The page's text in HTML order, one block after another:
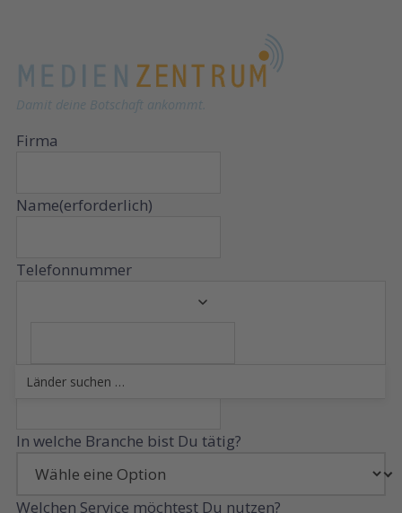
Damit deine Botschaft ankommt.
Firma
Name(erforderlich)
Telefonnummer
E-Mail(erforderlich)
In welche Branche bist Du tätig?
Welchen Service möchtest Du nutzen?